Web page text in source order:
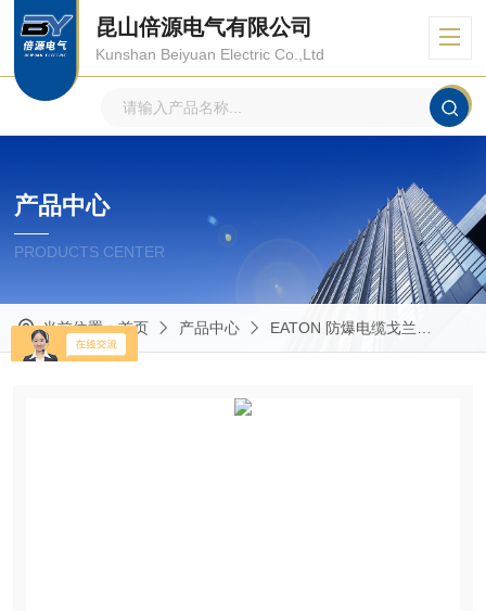
昆山倍源电气有限公司
Kunshan Beiyuan Electric Co.,Ltd
产品中心
PRODUCTS CENTER
当前位置：首页 产品中心 EATON 防爆电缆戈兰